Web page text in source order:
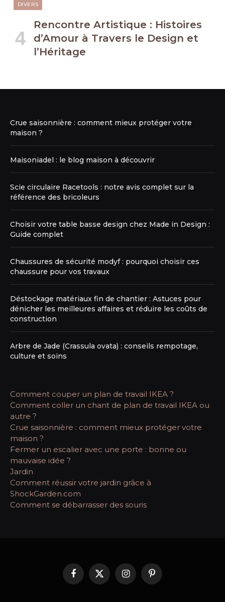
DIVERS
Rencontre Artistique : Histoires
d’Amour à Travers le Design et
l’Héritage
Crue saisonnière : comment mieux protéger votre
maison ?
Maisoniadel : le blog maison à découvrir
Scie circulaire Racetools : notre avis complet sur la
référence des bricoleurs
Choisir votre table basse design chez Made in Design :
Guide complet
Chaussures de sécurité modyf : pourquoi choisir ces
chaussure pour vos travaux
Déstockage matériaux fin de chantier : Astuces pour
dénicher les meilleures affaires et réduire les coûts de
construction
Arbre de Jade (Crassula ovata) : conseils rempotage,
culture et soins
Comment couper un plan de travail IKEA ?
Comment coller un chant de plan de travail IKEA ou
autre ?
Crue saisonnière : comment mieux protéger votre
maison ?
Fermer un escalier avec une porte : bonne ou
mauvaise idée ?
Jardin
Comment réussir votre jardin grâce à
ShockGarden.com
Comment se débarrasser des souris
Facebook
X
(Twitter)
InstagramPinterest